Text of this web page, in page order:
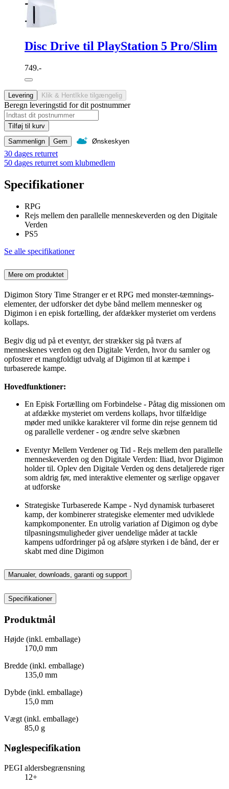
Disc Drive til PlayStation 5 Pro/Slim
749.-
Levering Klik & Hent Ikke tilgængelig
Beregn leveringstid for dit postnummer
Tilføj til kurv
Sammenlign
Gem Ønskeskyen
30 dages returret
50 dages returret som klubmedlem
Specifikationer
RPG
Rejs mellem den parallelle menneskeverden og den Digitale
Verden
PS5
Se alle specifikationer
Mere om produktet
Digimon Story Time Stranger er et RPG med monster-tæmnings-
elementer, der udforsker det dybe bånd mellem mennesker og
Digimon i en episk fortælling, der afdækker mysteriet om verdens
kollaps.
Begiv dig ud på et eventyr, der strækker sig på tværs af
menneskenes verden og den Digitale Verden, hvor du samler og
opfostrer et mangfoldigt udvalg af Digimon til at kæmpe i
turbaserede kampe.
Hovedfunktioner:
En Episk Fortælling om Forbindelse - Påtag dig missionen om
at afdække mysteriet om verdens kollaps, hvor tilfældige
møder med unikke karakterer vil forme din rejse gennem tid
og parallelle verdener - og ændre selve skæbnen
Eventyr Mellem Verdener og Tid - Rejs mellem den parallelle
menneskeverden og den Digitale Verden: Iliad, hvor Digimon
holder til. Oplev den Digitale Verden og dens detaljerede riger
som aldrig før, med interaktive elementer og særlige opgaver
at udforske
Strategiske Turbaserede Kampe - Nyd dynamisk turbaseret
kamp, der kombinerer strategiske elementer med udviklede
kampkomponenter. En utrolig variation af Digimon og dybe
tilpasningsmuligheder giver uendelige måder at tackle
kampens udfordringer på og afsløre styrken i de bånd, der er
skabt med dine Digimon
Manualer, downloads, garanti og support
Specifikationer
Produktmål
Højde (inkl. emballage)
170,0 mm
Bredde (inkl. emballage)
135,0 mm
Dybde (inkl. emballage)
15,0 mm
Vægt (inkl. emballage)
85,0 g
Nøglespecifikation
PEGI aldersbegrænsning
12+